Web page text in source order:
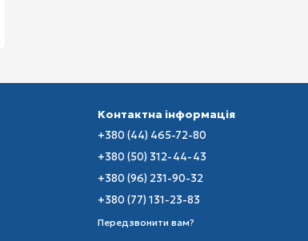
Контактна інформація
+380 (44) 465-72-80
+380 (50) 312-44-43
+380 (96) 231-90-32
+380 (77) 131-23-83
Передзвонити вам?